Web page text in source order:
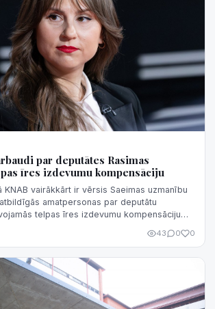
par deputātes Rasimas
īres izdevumu kompensāciju
KNAB vairākkārt ir vērsis Saeimas uzmanību
amatpersonas par deputātu
telpas īres izdevumu kompensāciju
izmantot negodprātīgi.
43 0 0